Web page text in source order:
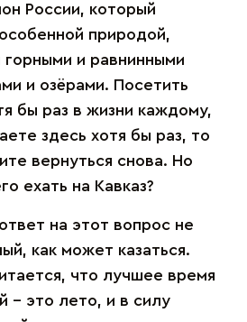
России, который
природой,
горными и равнинными
и озёрами. Посетить
бы раз в жизни каждому,
здесь хотя бы раз, то
вернуться снова. Но
ехать на Кавказ?
на этот вопрос не
как может казаться.
что лучшее время
– это лето, и в силу